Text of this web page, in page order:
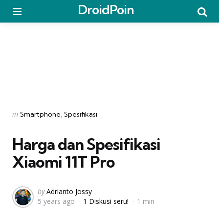
DroidPoin
Categories
Posted
in Smartphone Spesifikasi
Harga dan Spesifikasi
Xiaomi 11T Pro
Posted
by
by Adrianto Jossy
5 years ago
1 Diskusi seru! 1 min